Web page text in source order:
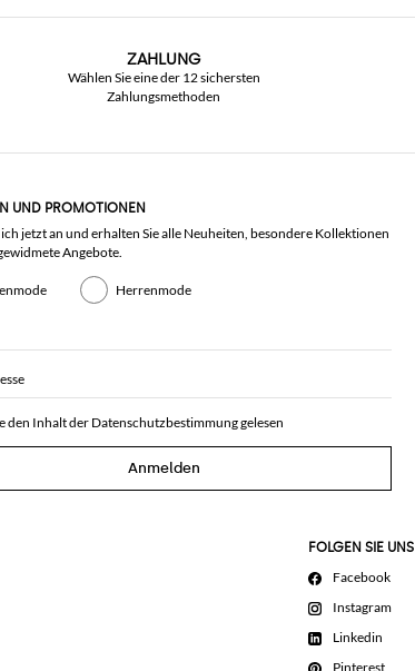
ZAHLUNG
Wählen Sie eine der 12 sichersten
Zahlungsmethoden
UND PROMOTIONEN
ich jetzt an und erhalten Sie alle Neuheiten, besondere Kollektionen
Angebote.
Herrenmode
den Inhalt der Datenschutzbestimmunggelesen
Anmelden
FOLGEN SIE UNS
Facebook
Instagram
Linkedin
Pinterest